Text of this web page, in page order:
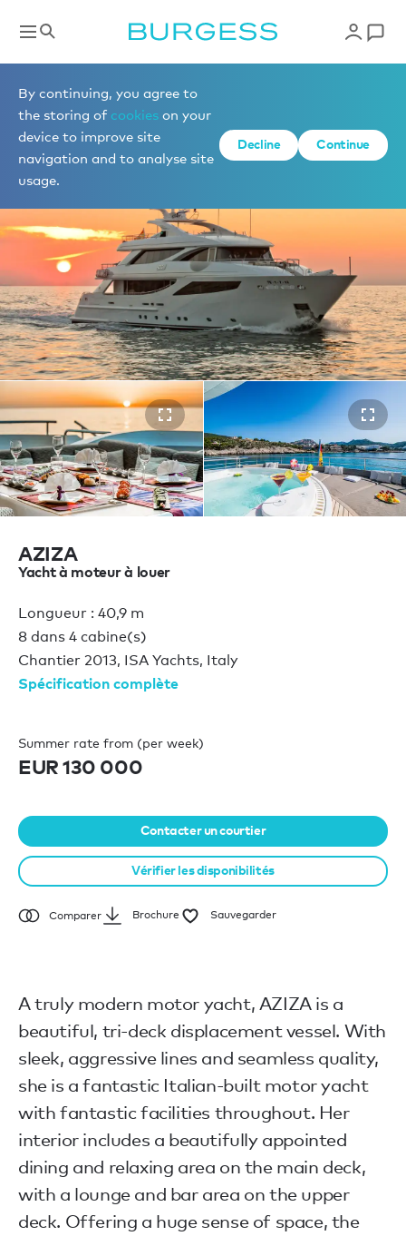
By continuing, you agree to
the storing of cookies on your
device to improve site
navigation and to analyse site
usage.
Decline Continue
Yachts à la location
1 de 25 photos
AZIZA
Yacht à moteur à louer
Longueur : 40,9 m
8 dans 4 cabine(s)
Chantier 2013, ISA Yachts, Italy
Spécification complète
Summer rate from (per week)
EUR 130 000
Contacter un courtier
Vérifier les disponibilités
Comparer Brochure Sauvegarder
A truly modern motor yacht, AZIZA is a
beautiful, tri-deck displacement vessel. With
sleek, aggressive lines and seamless quality,
she is a fantastic Italian-built motor yacht
with fantastic facilities throughout. Her
interior includes a beautifully appointed
dining and relaxing area on the main deck,
with a lounge and bar area on the upper
deck. Offering a huge sense of space, the